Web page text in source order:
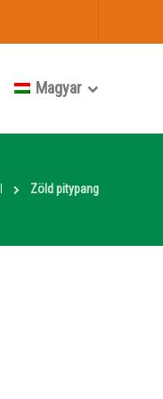
Magyar
Zöld pitypang